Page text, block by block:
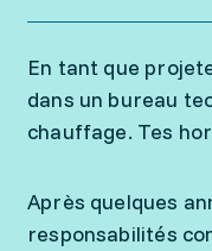
En tant que
dans un bureau
chauffage. Tes
Après quelques
responsabilités